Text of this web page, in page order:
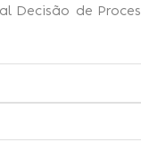
Decisão de